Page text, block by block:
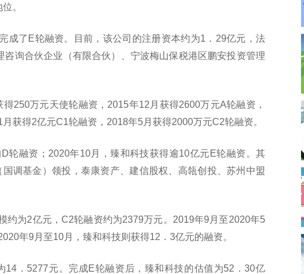
。
成了E轮融资。目前，该公司的注册资本约为1．29亿元，法
询合伙企业（有限合伙）、宁波梅山保税港区鹏安投资管理
250万元天使轮融资，2015年12月获得2600万元A轮融资，
获得2亿元C1轮融资，2018年5月获得2000万元C2轮融资。
轮融资；2020年10月，臻和科技获得逾10亿元E轮融资。其
调基金）领投，泰康资产、建信股权、高瓴创投、苏州中盟
约为2亿元，C2轮融资约为2379万元。2019年9月至2020年5
年9月至10月，臻和科技则获得12．3亿元的融资。
14．5277元。完成E轮融资后，臻和科技的估值为52．30亿